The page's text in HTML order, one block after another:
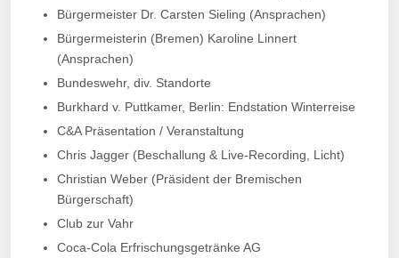
Bürgermeister Dr. Carsten Sieling (Ansprachen)
Bürgermeisterin (Bremen) Karoline Linnert
(Ansprachen)
Bundeswehr, div. Standorte
Burkhard v. Puttkamer, Berlin: Endstation Winterreise
C&A Präsentation / Veranstaltung
Chris Jagger (Beschallung & Live-Recording, Licht)
Christian Weber (Präsident der Bremischen
Bürgerschaft)
Club zur Vahr
Coca-Cola Erfrischungsgetränke AG